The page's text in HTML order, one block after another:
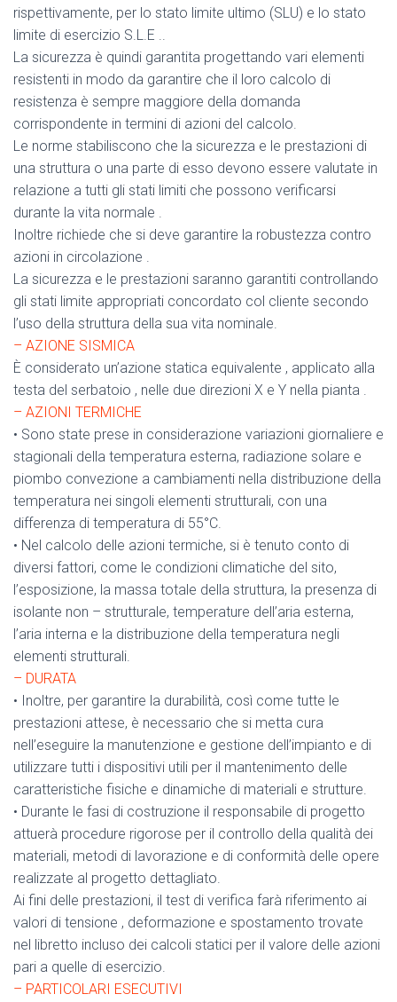
rispettivamente, per lo stato limite ultimo (SLU) e lo stato
limite di esercizio S.L.E ..
La sicurezza è quindi garantita progettando vari elementi
resistenti in modo da garantire che il loro calcolo di
resistenza è sempre maggiore della domanda
corrispondente in termini di azioni del calcolo.
Le norme stabiliscono che la sicurezza e le prestazioni di
una struttura o una parte di esso devono essere valutate in
relazione a tutti gli stati limiti che possono verificarsi
durante la vita normale .
Inoltre richiede che si deve garantire la robustezza contro
azioni in circolazione .
La sicurezza e le prestazioni saranno garantiti controllando
gli stati limite appropriati concordato col cliente secondo
l’uso della struttura della sua vita nominale.
– AZIONE SISMICA
È considerato un’azione statica equivalente , applicato alla
testa del serbatoio , nelle due direzioni X e Y nella pianta .
– AZIONI TERMICHE
• Sono state prese in considerazione variazioni giornaliere e
stagionali della temperatura esterna, radiazione solare e
piombo convezione a cambiamenti nella distribuzione della
temperatura nei singoli elementi strutturali, con una
differenza di temperatura di 55°C.
• Nel calcolo delle azioni termiche, si è tenuto conto di
diversi fattori, come le condizioni climatiche del sito,
l’esposizione, la massa totale della struttura, la presenza di
isolante non – strutturale, temperature dell’aria esterna,
l’aria interna e la distribuzione della temperatura negli
elementi strutturali.
– DURATA
• Inoltre, per garantire la durabilità, così come tutte le
prestazioni attese, è necessario che si metta cura
nell’eseguire la manutenzione e gestione dell’impianto e di
utilizzare tutti i dispositivi utili per il mantenimento delle
caratteristiche fisiche e dinamiche di materiali e strutture.
• Durante le fasi di costruzione il responsabile di progetto
attuerà procedure rigorose per il controllo della qualità dei
materiali, metodi di lavorazione e di conformità delle opere
realizzate al progetto dettagliato.
Ai fini delle prestazioni, il test di verifica farà riferimento ai
valori di tensione , deformazione e spostamento trovate
nel libretto incluso dei calcoli statici per il valore delle azioni
pari a quelle di esercizio.
– PARTICOLARI ESECUTIVI